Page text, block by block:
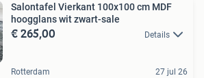
Salontafel Vierkant 100x100 cm MDF
hoogglans wit zwart-sale
€ 265,00 Details
Rotterdam 27 jul 26